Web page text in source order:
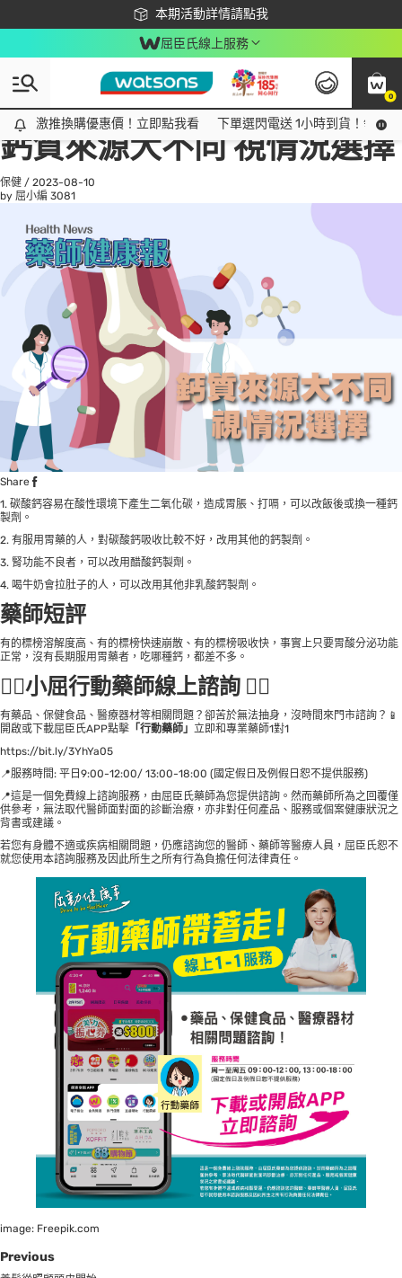
本期活動詳情請點我
下載app最高回饋$350
屈臣氏線上服務
0
激推換購優惠價！立即點我看
激推換購優惠價！立即點我看 下單選閃電送 1小時到貨！領神
All
話題趨勢
鈣質來源大不同 視情況選擇
保健 / 2023-08-10
by 屈小編 3081
Share
1. 碳酸鈣容易在酸性環境下產生二氧化碳，造成胃脹、打嗝，可以改飯後或換一種鈣
製劑。
2. 有服用胃藥的人，對碳酸鈣吸收比較不好，改用其他的鈣製劑。
3. 腎功能不良者，可以改用醋酸鈣製劑。
4. 喝牛奶會拉肚子的人，可以改用其他非乳酸鈣製劑。
藥師短評
有的標榜溶解度高、有的標榜快速崩散、有的標榜吸收快，事實上只要胃酸分泌功能
正常，沒有長期服用胃藥者，吃哪種鈣，都差不多。
👩‍⚕小屈行動藥師線上諮詢 👨‍⚕
有藥品、保健食品、醫療器材等相關問題？卻苦於無法抽身，沒時間來門市諮詢？📱
開啟或下載屈臣氏APP點擊 「行動藥師」 立即和專業藥師1對1
https://bit.ly/3YhYa05
📍服務時間: 平日9:00-12:00/ 13:00-18:00 (國定假日及例假日恕不提供服務)
📍這是一個免費線上諮詢服務，由屈臣氏藥師為您提供諮詢。然而藥師所為之回覆僅
供參考，無法取代醫師面對面的診斷治療，亦非對任何產品、服務或個案健康狀況之
背書或建議。
若您有身體不適或疾病相關問題，仍應諮詢您的醫師、藥師等醫療人員，屈臣氏恕不
就您使用本諮詢服務及因此所生之所有行為負擔任何法律責任。
image: Freepik.com
Previous